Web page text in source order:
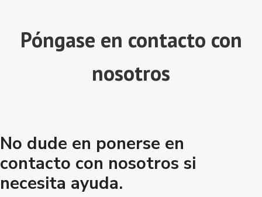
Póngase en contacto con
nosotros
No dude en ponerse en
contacto con nosotros si
necesita ayuda.